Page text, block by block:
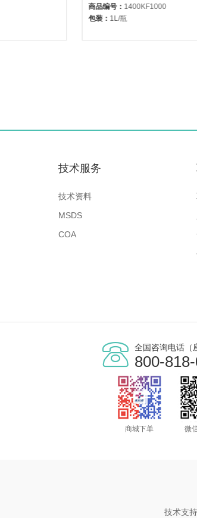
商品编号： 1400KF1000
包装： 1L/瓶
技术服务
技术资料
MSDS
COA
全国咨询电话（
800-
商城下单 微
技术支